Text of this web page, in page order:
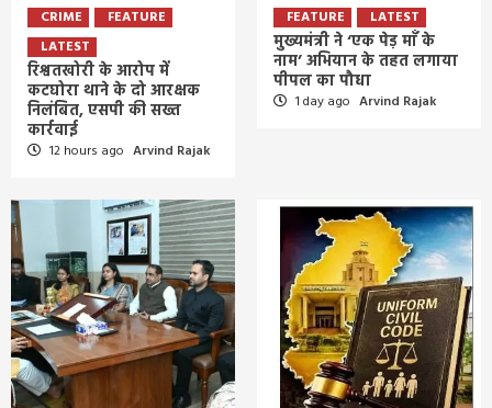
CRIME
FEATURE
LATEST
रिश्वतखोरी के आरोप में
कटघोरा थाने के दो आरक्षक
निलंबित, एसपी की सख्त
कार्रवाई
12 hours ago Arvind Rajak
FEATURE
LATEST
मुख्यमंत्री ने ‘एक पेड़ माँ के
नाम’ अभियान के तहत लगाया
पीपल का पौधा
1 day ago Arvind Rajak